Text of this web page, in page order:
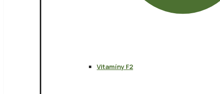
Vitamíny F2